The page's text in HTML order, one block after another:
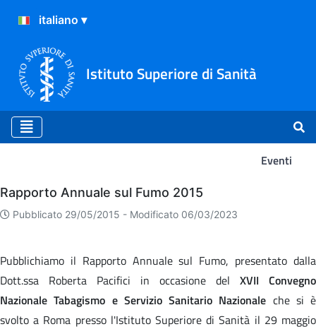
Istituto Superiore di Sanità
Eventi
Eventi
Rapporto Annuale sul Fumo 2015
Pubblicato 29/05/2015 - Modificato 06/03/2023
Pubblichiamo il Rapporto Annuale sul Fumo, presentato dalla
Dott.ssa Roberta Pacifici in occasione del XVII Convegno
Nazionale Tabagismo e Servizio Sanitario Nazionale che si è
svolto a Roma presso l'Istituto Superiore di Sanità il 29 maggio